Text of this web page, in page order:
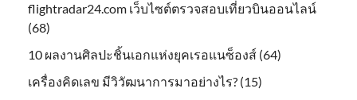
flightradar24.com เว็บไซต์ตรวจสอบเที่ยวบินออนไลน์
(68)
10 ผลงานศิลปะชิ้นเอกแห่งยุคเรอแนซ็องส์ (64)
เครื่องคิดเลข มีวิวัฒนาการมาอย่างไร? (15)